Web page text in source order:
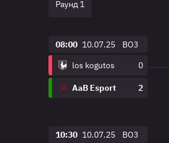
Раунд 1
08:00 10.07.25
BO3
los kogutos
0
AaB Esport 2
10:30 10.07.25
BO3